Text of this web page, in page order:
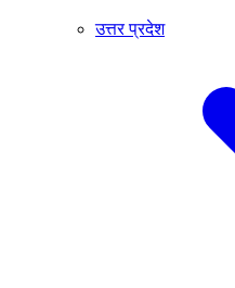
उत्तर प्रदेश